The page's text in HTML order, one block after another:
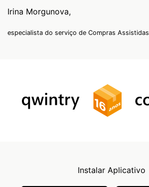
Irina Morgunova,
especialista do serviço de Compras Assistidas
Instalar Aplicativo